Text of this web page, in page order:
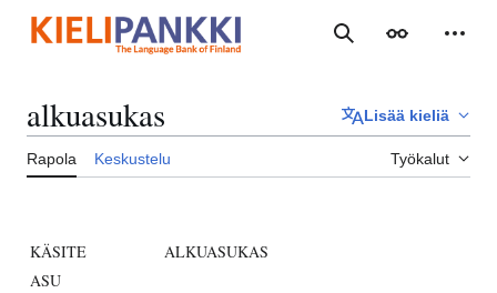
sisältöön
Haku Ulkoasu
alkuasukas Lisää kieliä
Rapola Keskustelu Työkalut
KÄSITE
ALKUASUKAS
ASU